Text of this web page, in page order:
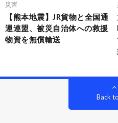
災害
【熊本地震】JR貨物と全国通
運連盟、被災自治体への救援
物資を無償輸送
Back